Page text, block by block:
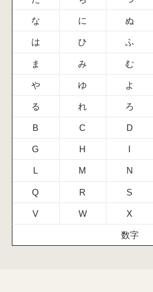
な に ぬ
は ひ ふ
ま み む
や ゆ よ
る れ ろ
B C D
G H I
L M N
Q R S
V W X
数字